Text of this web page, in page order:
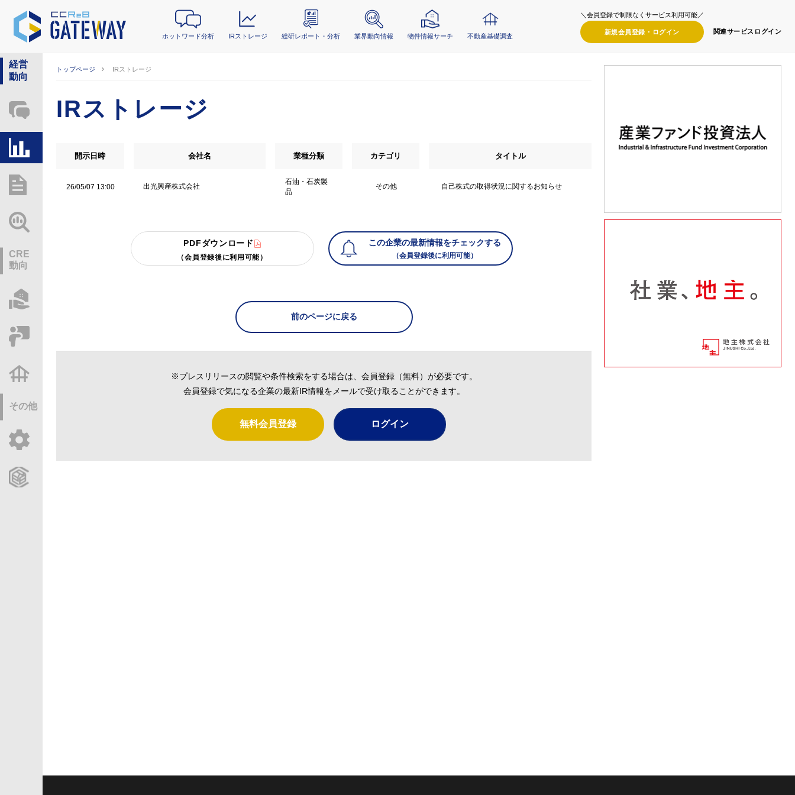
ホットワード分析 IRストレージ 総研レポート・分析 業界動向情報 物件情報サーチ 不動産基礎調査
＼会員登録で制限なくサービス利用可能／
新規会員登録・ ログイン 関連サービス ログイン
経営
動向
ホットワード分析
総研レポート・分析
CRE
動向
その他
トップページ IRストレージ
IRストレージ
開示日時 会社名 業種分類 カテゴリ タイトル
26/05/07 13:00 出光興産株式会社
石油・石炭製
品
その他 自己株式の取得状況に関するお知らせ
PDFダウンロード
（会員登録後に利用可能）
この企業の最新情報をチェックする
（会員登録後に利用可能）
前のページに戻る
※プレスリリースの閲覧や条件検索をする場合は、会員登録（無料）が必要です。
会員登録で気になる企業の最新IR情報をメールで受け取ることができます。
無料会員登録 ログイン